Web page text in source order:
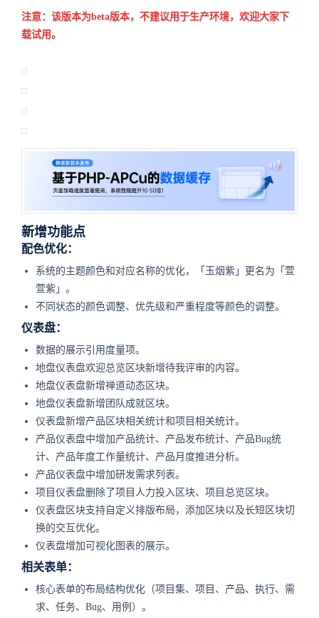
注意：该版本为beta版本，不建议用于生产环境，欢迎大家下
载试用。
新增功能点
配色优化：
系统的主题颜色和对应名称的优化，「玉烟紫」更名为「萱
萱紫」。
不同状态的颜色调整、优先级和严重程度等颜色的调整。
仪表盘：
数据的展示引用度量项。
地盘仪表盘欢迎总览区块新增待我评审的内容。
地盘仪表盘新增禅道动态区块。
地盘仪表盘新增团队成就区块。
仪表盘新增产品区块相关统计和项目相关统计。
产品仪表盘中增加产品统计、产品发布统计、产品Bug统
计、产品年度工作量统计、产品月度推进分析。
产品仪表盘中增加研发需求列表。
项目仪表盘删除了项目人力投入区块、项目总览区块。
仪表盘区块支持自定义排版布局，添加区块以及长短区块切
换的交互优化。
仪表盘增加可视化图表的展示。
相关表单：
核心表单的布局结构优化（项目集、项目、产品、执行、需
求、任务、Bug、用例）。